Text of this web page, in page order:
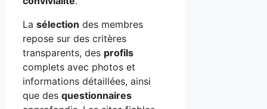
La sélection des membres
repose sur des critères
transparents, des profils
complets avec photos et
informations détaillées, ainsi
que des questionnaires